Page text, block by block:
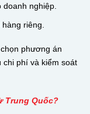
nghiệp.
riêng.
phương án
chi phí và kiểm soát
Trung Quốc?